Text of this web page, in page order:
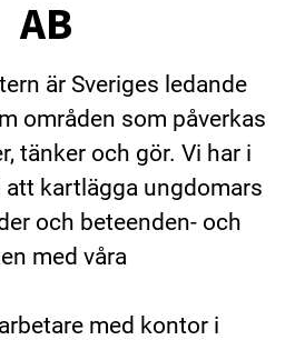
AB
är Sveriges ledande
områden som påverkas
tänker och gör. Vi har i
att kartlägga ungdomars
och beteenden- och
med våra
med kontor i